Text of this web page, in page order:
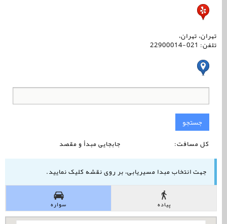
تهران، تهران،
تلفن: 021-22900014
جستجو
کل مسافت: جابجایی مبدأ و مقصد
جهت انتخاب مبدا مسیریابی، بر روی نقشه کلیک نمایید.
سواره پیاده